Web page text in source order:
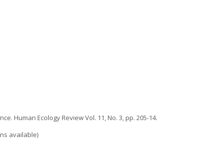
Human Ecology Review Vol. 11, No. 3, pp. 205-14.
available)